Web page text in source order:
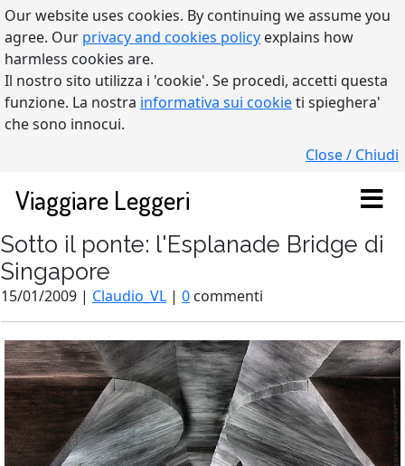
Our website uses cookies. By continuing we assume you
agree. Our privacy and cookies policy explains how
harmless cookies are.
Il nostro sito utilizza i 'cookie'. Se procedi, accetti questa
funzione. La nostra informativa sui cookieti spieghera'
che sono innocui.
Close / Chiudi
Viaggiare Leggeri
Sotto il ponte: l'Esplanade Bridge di
Singapore
15/01/2009 | Claudio_VL | 0 commenti